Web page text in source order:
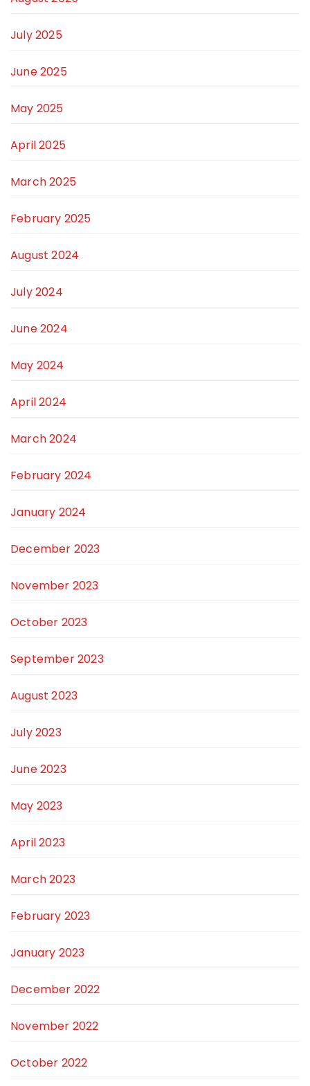
July 2025
June 2025
May 2025
April 2025
March 2025
February 2025
August 2024
July 2024
June 2024
May 2024
April 2024
March 2024
February 2024
January 2024
December 2023
November 2023
October 2023
September 2023
August 2023
July 2023
June 2023
May 2023
April 2023
March 2023
February 2023
January 2023
December 2022
November 2022
October 2022